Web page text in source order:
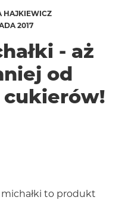
HAJKIEWICZ
2017
- aż
od
michałki to produkt